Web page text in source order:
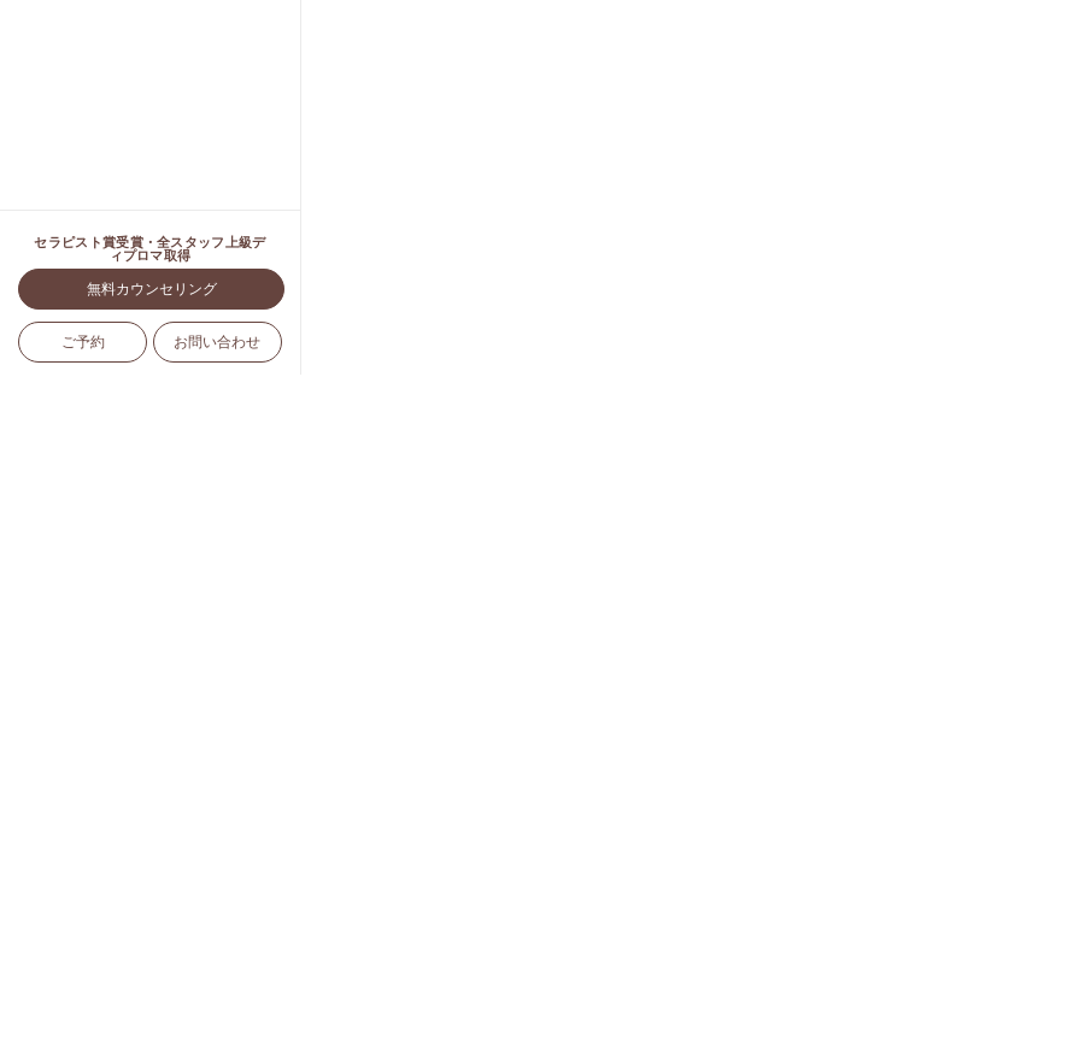
セラピスト賞受賞・全スタッフ上級デ
ィプロマ取得
無料カウンセリング
ご予約 お問い合わせ